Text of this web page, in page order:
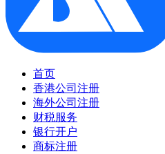
首页
香港公司注册
海外公司注册
财税服务
银行开户
商标注册